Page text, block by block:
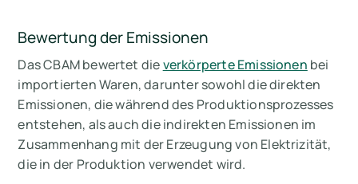
Bewertung der Emissionen
Das CBAM bewertet dieverkörperte Emissionen bei
importierten Waren, darunter sowohl die direkten
Emissionen, die während des Produktionsprozesses
entstehen, als auch die indirekten Emissionen im
Zusammenhang mit der Erzeugung von Elektrizität,
die in der Produktion verwendet wird.